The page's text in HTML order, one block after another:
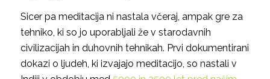
Sicer pa meditacija ni nastala včeraj, ampak gre za
tehniko, ki so jo uporabljali že v starodavnih
civilizacijah in duhovnih tehnikah. Prvi dokumentirani
dokazi o ljudeh, ki izvajajo meditacijo, so nastali v